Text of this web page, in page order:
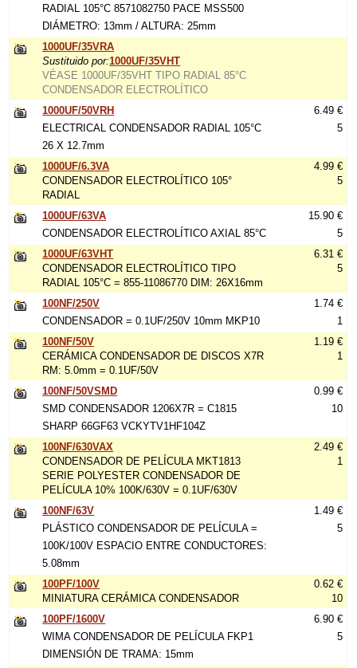
RADIAL 105°C 8571082750 PACE MSS500
DIÁMETRO: 13mm / ALTURA: 25mm
1000UF/35VRA
Sustituido por:1000UF/35VHT
VÉASE 1000UF/35VHT TIPO RADIAL 85°C
CONDENSADOR ELECTROLÍTICO
1000UF/50VRH
ELECTRICAL CONDENSADOR RADIAL 105°C
26 X 12.7mm
6.49 €
5
1000UF/6.3VA
CONDENSADOR ELECTROLÍTICO 105°
RADIAL
4.99 €
5
1000UF/63VA
CONDENSADOR ELECTROLÍTICO AXIAL 85°C
15.90 €
5
1000UF/63VHT
CONDENSADOR ELECTROLÍTICO TIPO
RADIAL 105°C = 855-11086770 DIM: 26X16mm
6.31 €
5
100NF/250V
CONDENSADOR = 0.1UF/250V 10mm MKP10
1.74 €
1
100NF/50V
CERÁMICA CONDENSADOR DE DISCOS X7R
RM: 5.0mm = 0.1UF/50V
1.19 €
1
100NF/50VSMD
SMD CONDENSADOR 1206X7R = C1815
SHARP 66GF63 VCKYTV1HF104Z
0.99 €
10
100NF/630VAX
CONDENSADOR DE PELÍCULA MKT1813
SERIE POLYESTER CONDENSADOR DE
PELÍCULA 10% 100K/630V = 0.1UF/630V
2.49 €
1
100NF/63V
PLÁSTICO CONDENSADOR DE PELÍCULA =
100K/100V ESPACIO ENTRE CONDUCTORES:
5.08mm
1.49 €
5
100PF/100V
MINIATURA CERÁMICA CONDENSADOR
0.62 €
10
100PF/1600V
WIMA CONDENSADOR DE PELÍCULA FKP1
DIMENSIÓN DE TRAMA: 15mm
6.90 €
5